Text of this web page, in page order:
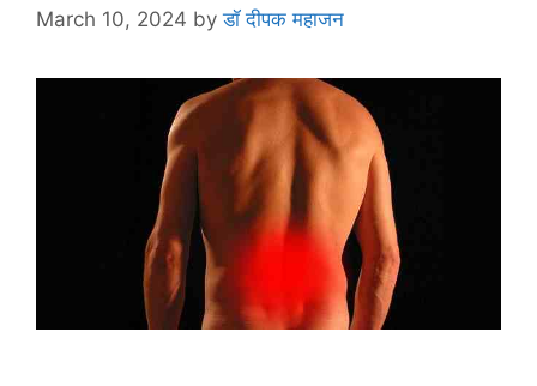
March 10, 2024 byडॉ दीपक महाजन